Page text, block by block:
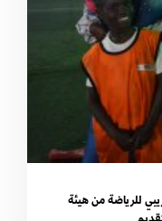
للرياضة من هيئة